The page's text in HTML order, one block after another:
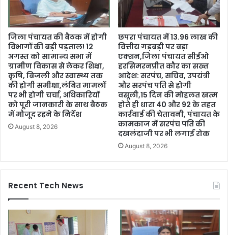
जिला पंचायत की बैठक में होगी
विभागों की बड़ी पड़ताल! 12
अगस्त को सामान्य सभा में
ग्रामीण विकास से लेकर शिक्षा,
कृषि, बिजली और स्वास्थ्य तक
की होगी समीक्षा,लंबित मामलों
पर भी होगी चर्चा, अधिकारियों
को पूरी जानकारी के साथ बैठक
में मौजूद रहने के निर्देश
August 8, 2026
छपरा पंचायत में 13.96 लाख की
वित्तीय गड़बड़ी पर बड़ा
एक्शन,जिला पंचायत सीईओ
हरसिमरनप्रीत कौर का सख्त
आदेश: सरपंच, सचिव, उपयंत्री
और सरपंच पति से होगी
वसूली,15 दिन की मोहलत खत्म
होते ही धारा 40 और 92 के तहत
कार्रवाई की चेतावनी, पंचायत के
कामकाज में सरपंच पति की
दखलंदाजी पर भी लगाई रोक
August 8, 2026
Recent Tech News